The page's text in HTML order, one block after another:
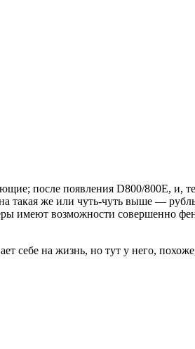
после появления D800/800E, и,
такая же или чуть-чуть выше —
имеют возможности совершенно
себе на жизнь, но тут у него,